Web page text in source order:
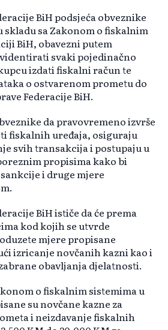
BiH podsjeća obveznike
skladu sa Zakonom o fiskalnim
BiH, obavezni putem
svaki pojedinačno
izdati fiskalni račun te
o ostvarenom prometu do
Federacije BiH.
da pravovremeno izvrše
fiskalnih uređaja, osiguraju
svih transakcija i postupaju u
propisima kako bi
i druge mjere
BiH ističe da će prema
kod kojih se utvrde
mjere propisane
izricanje novčanih kazni kao i
obavljanja djelatnosti.
o fiskalnim sistemima u
su novčane kazne za
i neizdavanje fiskalnih